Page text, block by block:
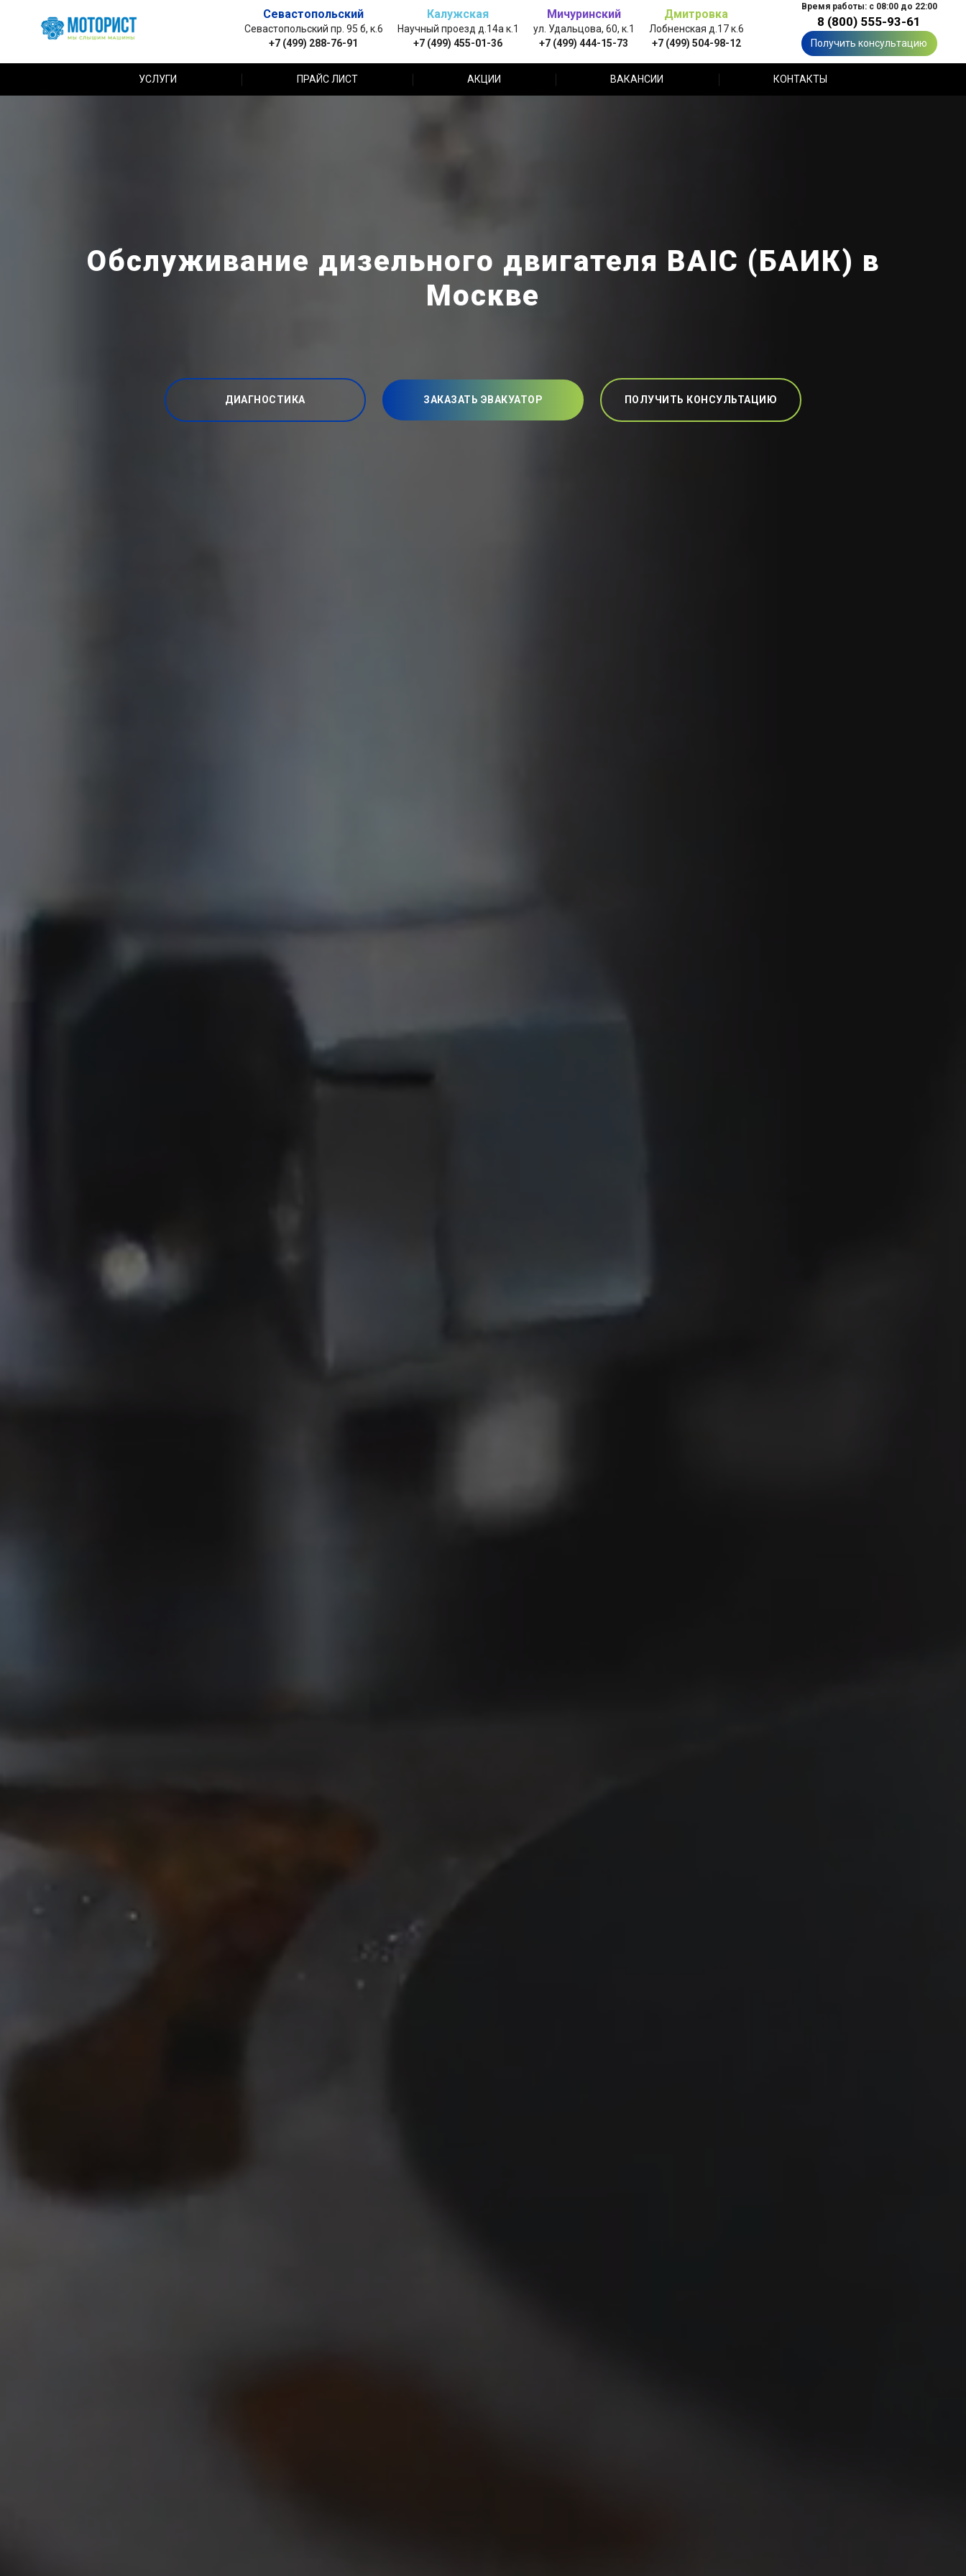
Севастопольский
Севастопольский пр. 95 б, к.6
+7 (499) 288-76-91
Калужская
Научный проезд д.14а к.1
+7 (499) 455-01-36
Мичуринский
ул. Удальцова, 60, к.1
+7 (499) 444-15-73
Дмитровка
Лобненская д.17 к.6
+7 (499) 504-98-12
Время работы: с 08:00 до 22:00
8 (800) 555-93-61
Получить консультацию
УСЛУГИ ПРАЙС ЛИСТ АКЦИИ ВАКАНСИИ КОНТАКТЫ
Обслуживание дизельного двигателя BAIC (БАИК) в
Москве
ДИАГНОСТИКА ЗАКАЗАТЬ ЭВАКУАТОР ПОЛУЧИТЬ КОНСУЛЬТАЦИЮ